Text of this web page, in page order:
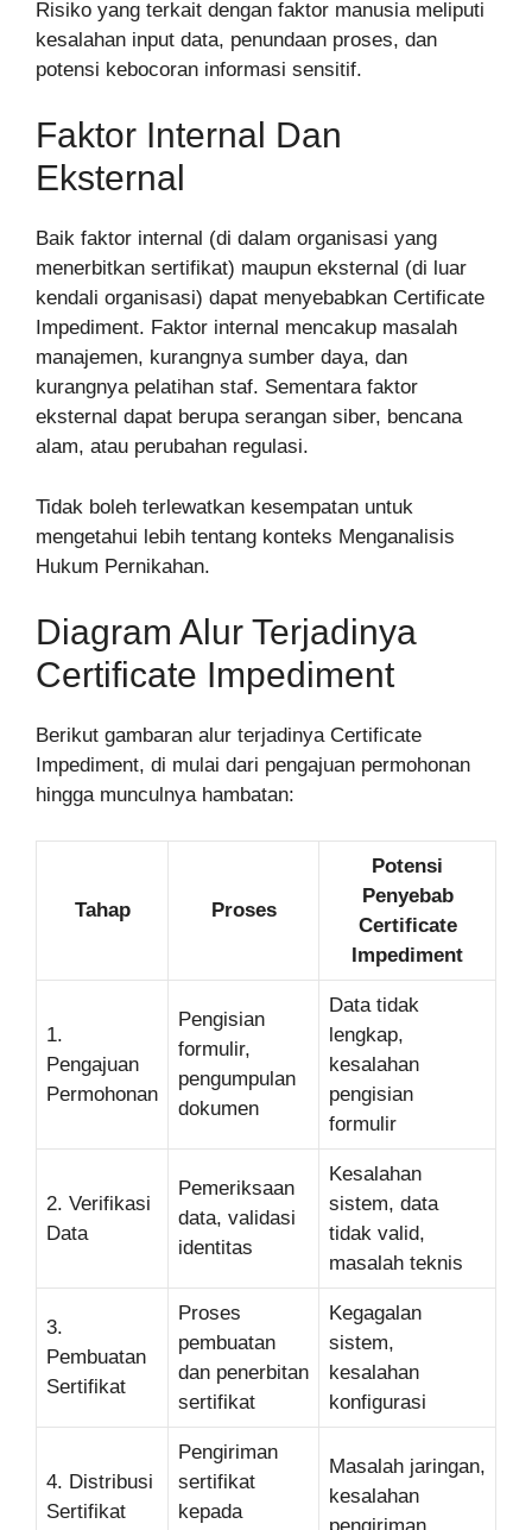
Risiko yang terkait dengan faktor manusia meliputi
kesalahan input data, penundaan proses, dan
potensi kebocoran informasi sensitif.
Faktor Internal Dan
Eksternal
Baik faktor internal (di dalam organisasi yang
menerbitkan sertifikat) maupun eksternal (di luar
kendali organisasi) dapat menyebabkan Certificate
Impediment. Faktor internal mencakup masalah
manajemen, kurangnya sumber daya, dan
kurangnya pelatihan staf. Sementara faktor
eksternal dapat berupa serangan siber, bencana
alam, atau perubahan regulasi.
Tidak boleh terlewatkan kesempatan untuk
mengetahui lebih tentang konteks Menganalisis
Hukum Pernikahan.
Diagram Alur Terjadinya
Certificate Impediment
Berikut gambaran alur terjadinya Certificate
Impediment, di mulai dari pengajuan permohonan
hingga munculnya hambatan:
Tahap Proses
Potensi
Penyebab
Certificate
Impediment
1.
Pengajuan
Permohonan
Pengisian
formulir,
pengumpulan
dokumen
Data tidak
lengkap,
kesalahan
pengisian
formulir
2. Verifikasi
Data
Pemeriksaan
data, validasi
identitas
Kesalahan
sistem, data
tidak valid,
masalah teknis
3.
Pembuatan
Sertifikat
Proses
pembuatan
dan penerbitan
sertifikat
Kegagalan
sistem,
kesalahan
konfigurasi
4. Distribusi
Sertifikat
Pengiriman
sertifikat
kepada
Masalah jaringan,
kesalahan